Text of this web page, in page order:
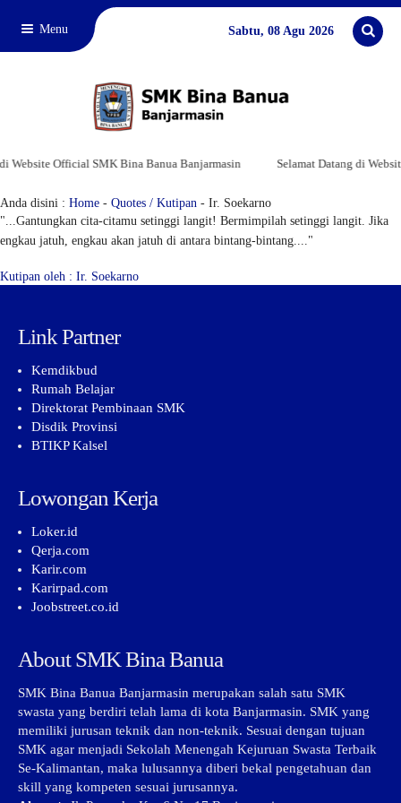
Menu Sabtu, 08 Agu 2026
Website Official SMK Bina Banua Banjarmasin
Selamat Datang di
Anda disini : Home - Quotes / Kutipan - Ir. Soekarno
"...Gantungkan cita-citamu setinggi langit! Bermimpilah setinggi langit. Jika
engkau jatuh, engkau akan jatuh di antara bintang-bintang...."
Kutipan oleh : Ir. Soekarno
Link Partner
Kemdikbud
Rumah Belajar
Direktorat Pembinaan SMK
Disdik Provinsi
BTIKP Kalsel
Lowongan Kerja
Loker.id
Qerja.com
Karir.com
Karirpad.com
Joobstreet.co.id
About SMK Bina Banua
SMK Bina Banua Banjarmasin merupakan salah satu SMK
swasta yang berdiri telah lama di kota Banjarmasin. SMK yang
memiliki jurusan teknik dan non-teknik. Sesuai dengan tujuan
SMK agar menjadi Sekolah Menengah Kejuruan Swasta Terbaik
Se-Kalimantan, maka lulusannya diberi bekal pengetahuan dan
skill yang kompeten sesuai jurusannya.